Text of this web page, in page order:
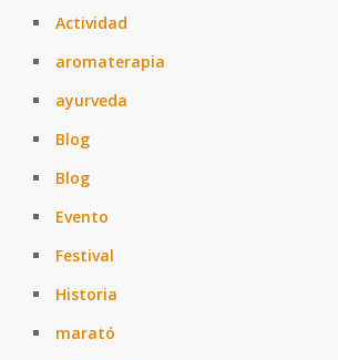
Actividad
aromaterapia
ayurveda
Blog
Blog
Evento
Festival
Historia
marató